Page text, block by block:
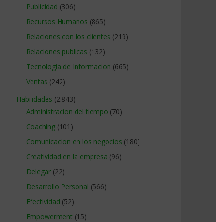
Publicidad (306)
Recursos Humanos (865)
Relaciones con los clientes (219)
Relaciones publicas (132)
Tecnologia de Informacion (665)
Ventas (242)
Habilidades (2.843)
Administracion del tiempo (70)
Coaching (101)
Comunicacion en los negocios (180)
Creatividad en la empresa (96)
Delegar (22)
Desarrollo Personal (566)
Efectividad (52)
Empowerment (15)